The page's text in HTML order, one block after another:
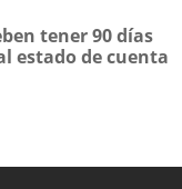
tener 90 días
estado de cuenta